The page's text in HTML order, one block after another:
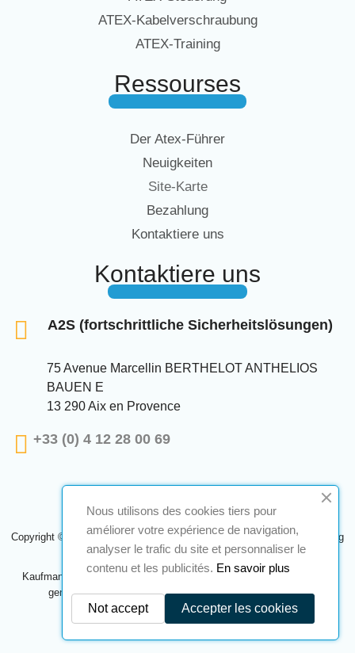
ATEX-Kabelverschraubung
ATEX-Training
Ressourses
Der Atex-Führer
Neuigkeiten
Site-Karte
Bezahlung
Kontaktiere uns
Kontaktiere uns
A2S (fortschrittliche Sicherheitslösungen)
75 Avenue Marcellin BERTHELOT ANTHELIOS
BAUEN E
13 290 Aix en Provence
+33 (0) 4 12 28 00 69
Copyright © 2024 A2S ATEX. Alle Rechte vorbehalten. Eine Realisierung
Navilog
Kaufmann, der von der offensichtlichen Meinung des Unternehmens
genehmigt wurde,Klicken Sie hier, um es zu überprüfen.
Nous utilisons des cookies tiers pour
améliorer votre expérience de navigation,
analyser le trafic du site et personnaliser le
contenu et les publicités. En savoir plus
Accepter les cookies
Not accept